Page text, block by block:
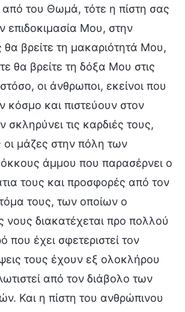
από του Θωμά, τότε η πίστη σας
επιδοκιμασία Μου, στην
βρείτε τη μακαριότητά Μου,
θα βρείτε τη δόξα Μου στις
οι άνθρωποι, εκείνοι που
κόσμο και πιστεύουν στον
σκληρύνει τις καρδιές τους,
μάζες στην πόλη των
άμμου που παρασέρνει ο
τους και προσφορές από τον
τους, των οποίων ο
νους διακατέχεται προ πολλού
που έχει σφετεριστεί τον
τους έχουν εξ ολοκλήρου
από τον διάβολο των
Και η πίστη του ανθρώπινου